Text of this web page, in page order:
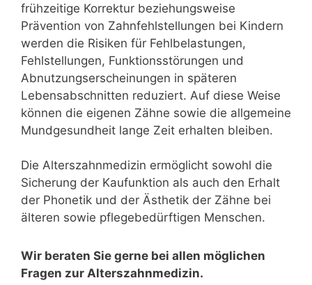
frühzeitige Korrektur beziehungsweise
Prävention von Zahnfehlstellungen bei Kindern
werden die Risiken für Fehlbelastungen,
Fehlstellungen, Funktionsstörungen und
Abnutzungserscheinungen in späteren
Lebensabschnitten reduziert. Auf diese Weise
können die eigenen Zähne sowie die allgemeine
Mundgesundheit lange Zeit erhalten bleiben.
Die Alterszahnmedizin ermöglicht sowohl die
Sicherung der Kaufunktion als auch den Erhalt
der Phonetik und der Ästhetik der Zähne bei
älteren sowie pflegebedürftigen Menschen.
Wir beraten Sie gerne bei allen möglichen
Fragen zur Alterszahnmedizin.